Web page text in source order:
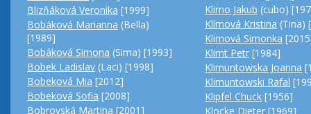
Blizňáková Veronika [1999]
Bobáková Marianna (Bella)
[1989]
Bobáková Simona (Sima) [1993]
Bobek Ladislav (Laci) [1998]
Bobeková Mia [2012]
Bobeková Sofia [2008]
Bobrovská Martina [2001]
Klimo Jakub (cubo)
Klímová Kristina (Tina)
Klimová Simonka
Klimt Petr [1984]
Klimuntowska Joanna
Klimuntowski Rafal
Klipfel Chuck [1956]
Klocke Dieter [1969]